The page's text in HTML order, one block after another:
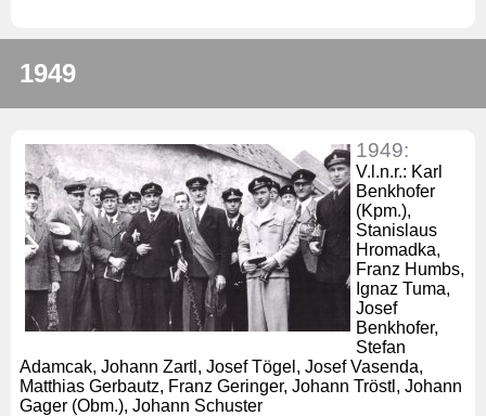
1949
1949:
V.l.n.r.: Karl
Benkhofer
(Kpm.),
Stanislaus
Hromadka,
Franz Humbs,
Ignaz Tuma,
Josef
Benkhofer,
Stefan
Adamcak, Johann Zartl, Josef Tögel, Josef Vasenda,
Matthias Gerbautz, Franz Geringer, Johann Tröstl, Johann
Gager (Obm.), Johann Schuster